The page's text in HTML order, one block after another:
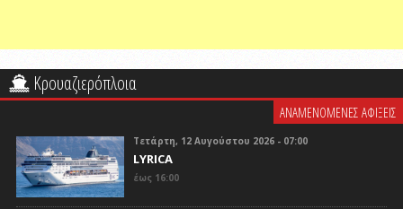
Κρουαζιερόπλοια
ΑΝΑΜΕΝΟΜΕΝΕΣ ΑΦΙΞΕΙΣ
Τετάρτη, 12 Αυγούστου 2026 - 07:00
LYRICA
έως 16:00